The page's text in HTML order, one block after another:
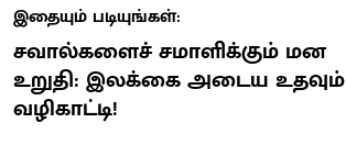
இதையும் படியுங்கள்:
சவால்களைச் சமாளிக்கும் மன
உறுதி: இலக்கை அடைய உதவும்
வழிகாட்டி!